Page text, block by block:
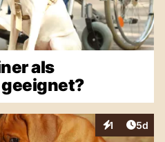
als
1
Interaktionen
5d